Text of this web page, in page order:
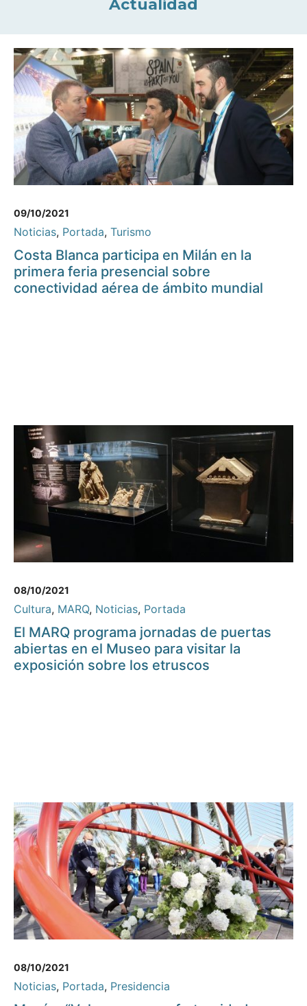
Actualidad
09/10/2021
Noticias, Portada, Turismo
Costa Blanca participa en Milán en la
primera feria presencial sobre
conectividad aérea de ámbito mundial
08/10/2021
Cultura, MARQ, Noticias, Portada
El MARQ programa jornadas de puertas
abiertas en el Museo para visitar la
exposición sobre los etruscos
08/10/2021
Noticias, Portada, Presidencia